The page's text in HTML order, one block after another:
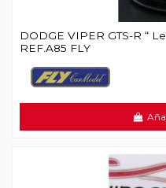
DODGE VIPER GTS-R “
REF.A85 FLY